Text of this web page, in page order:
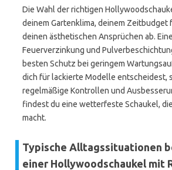
Die Wahl der richtigen
deinem Gartenklima, deinem Zeitbudget
deinen ästhetischen Ansprüchen ab.
Feuerverzinkung und
besten Schutz bei geringem
dich für lackierte Modelle entscheidest,
regelmäßige Kontrollen und
findest du eine wetterfeste Schaukel,
macht.
Typische Alltagssituationen
einer Hollywoodschaukel mit